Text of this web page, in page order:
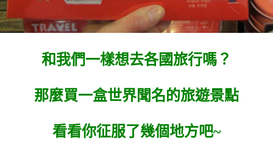
和我們一樣想去各國旅行嗎？
那麼買一盒世界聞名的旅遊景點
看看你征服了幾個地方吧~